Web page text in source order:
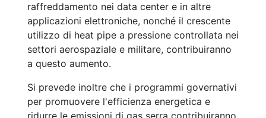
raffreddamento nei data center e in altre
applicazioni elettroniche, nonché il crescente
utilizzo di heat pipe a pressione controllata nei
settori aerospaziale e militare, contribuiranno
a questo aumento.
Si prevede inoltre che i programmi governativi
per promuovere l'efficienza energetica e
ridurre le emissioni di gas serra contribuiranno